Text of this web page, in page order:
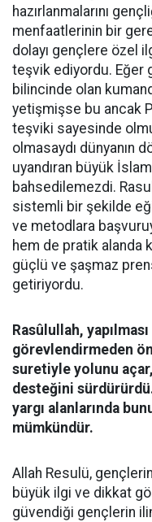
hazırlanmalarını
menfaatlerinin bir
dolayı gençlere özel
teşvik ediyordu. Eğer
bilincinde olan
yetişmişse bu ancak
teşviki sayesinde
olmasaydı dünyanın
uyandıran büyük
bahsedilemezdi.
sistemli bir şekilde
ve metodlara
hem de pratik alanda
güçlü ve şaşmaz
getiriyordu.
Rasûlullah,
görevlendirmeden
suretiyle yolunu
desteğini
yargı alanlarında
mümkündür.
Allah Resulü,
büyük ilgi ve dikkat
güvendiği gençlerin